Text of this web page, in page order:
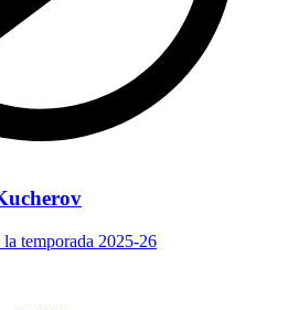
temporada 2025-26